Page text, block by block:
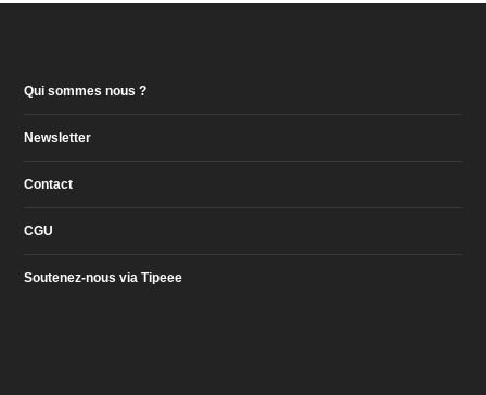
Qui sommes nous ?
Newsletter
Contact
CGU
Soutenez-nous via Tipeee